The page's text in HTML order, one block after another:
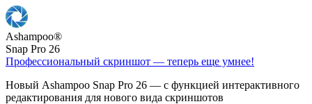
Ashampoo®
Snap Pro 26
Профессиональный скриншот — теперь еще умнее!
Новый Ashampoo Snap Pro 26 — с функцией интерактивного
редактирования для нового вида скриншотов